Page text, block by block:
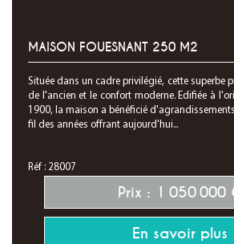
MAISON FOUESNANT 250 M2
Située dans un cadre privilégié, cette superbe
de l'ancien et le confort moderne. Edifiée à
1900, la maison a bénéficié
fil des années offrant aujourd'hui...
Réf : 28007
Prix : 1 050 000
En savoir plus